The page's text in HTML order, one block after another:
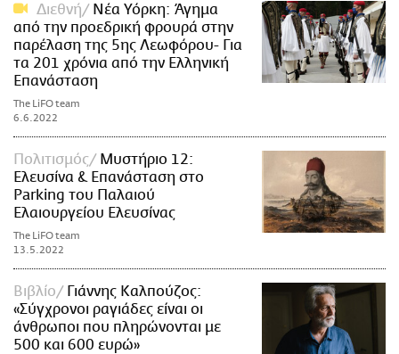
Διεθνή
Νέα Υόρκη: Άγημα
από την προεδρική φρουρά στην
παρέλαση της 5ης Λεωφόρου- Για
τα 201 χρόνια από την Ελληνική
Επανάσταση
The LiFO team
6.6.2022
Πολιτισμός
Μυστήριο 12:
Ελευσίνα & Επανάσταση στο
Parking του Παλαιού
Ελαιουργείου Ελευσίνας
The LiFO team
13.5.2022
Βιβλίο
Γιάννης Καλπούζος:
«Σύγχρονοι ραγιάδες είναι οι
άνθρωποι που πληρώνονται με
500 και 600 ευρώ»